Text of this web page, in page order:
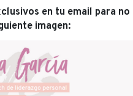
en tu email para no
imagen: